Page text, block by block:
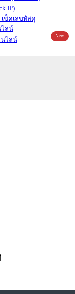
IP)
เช็คเลขพัสดุ
ลน์
นไลน์
New